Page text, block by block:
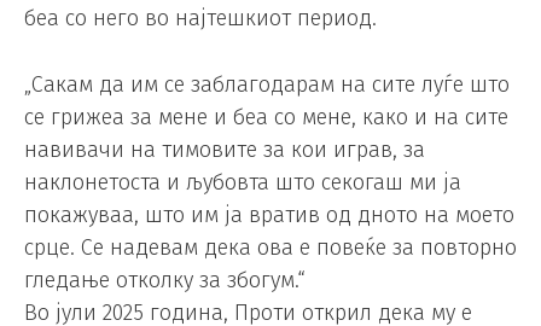
беа со него во најтешкиот период.
„Сакам да им се заблагодарам на сите луѓе што
се грижеа за мене и беа со мене, како и на сите
навивачи на тимовите за кои играв, за
наклонетоста и љубовта што секогаш ми ја
покажуваа, што им ја вратив од дното на моето
срце. Се надевам дека ова е повеќе за повторно
гледање отколку за збогум.“
Во јули 2025 година, Проти открил дека му е